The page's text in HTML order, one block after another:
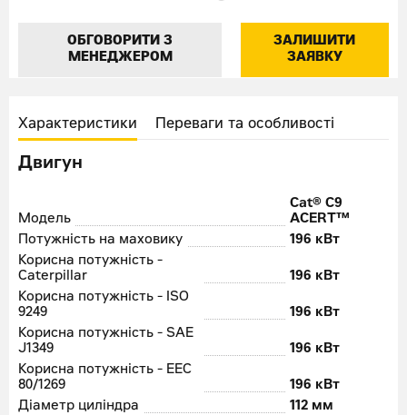
ОБГОВОРИТИ З
МЕНЕДЖЕРОМ
ЗАЛИШИТИ
ЗАЯВКУ
Характеристики Переваги та особливості
Двигун
Модель
Cat® C9
ACERT™
Потужність на маховику
196 кВт
Корисна потужність -
Caterpillar
196 кВт
Корисна потужність - ISO
9249
196 кВт
Корисна потужність - SAE
J1349
196 кВт
Корисна потужність - EEC
80/1269
196 кВт
Діаметр циліндра
112 мм